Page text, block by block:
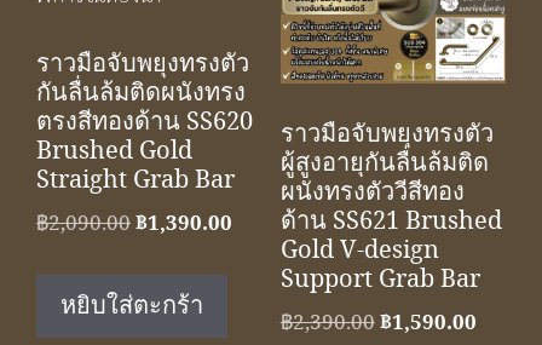
ราวมือจับพยุงทรงตัว
กันลื่นล้มติดผนังทรง
ตรงสีทองด้าน SS620
Brushed Gold
Straight Grab Bar
฿2,090.00Original
฿2,090.00.
฿1,390.00 Current
฿1,390.00.
หยิบใส่ตะกร้า
ราวมือจับพยุงทรงตัว
ผู้สูงอายุกันลื่นล้มติด
ผนังทรงตัววีสีทอง
ด้าน SS621 Brushed
Gold V-design
Support Grab Bar
฿2,390.00Original
฿1,590.00